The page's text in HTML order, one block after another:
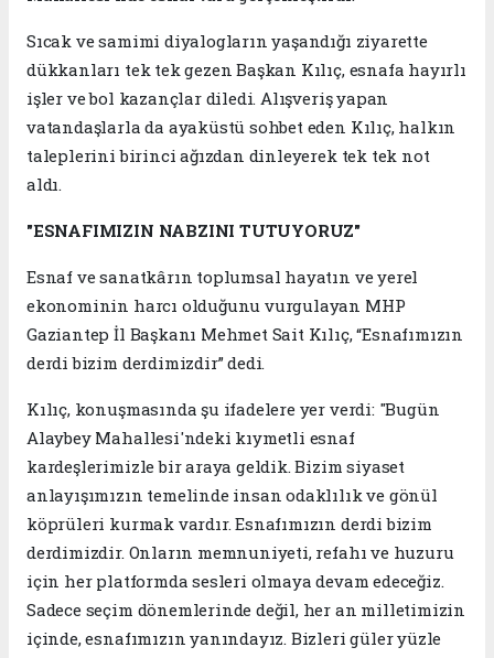
Sıcak ve samimi diyalogların yaşandığı ziyarette
dükkanları tek tek gezen Başkan Kılıç, esnafa hayırlı
işler ve bol kazançlar diledi. Alışveriş yapan
vatandaşlarla da ayaküstü sohbet eden Kılıç, halkın
taleplerini birinci ağızdan dinleyerek tek tek not
aldı.
"ESNAFIMIZIN NABZINI TUTUYORUZ"
Esnaf ve sanatkârın toplumsal hayatın ve yerel
ekonominin harcı olduğunu vurgulayan MHP
Gaziantep İl Başkanı Mehmet Sait Kılıç, “Esnafımızın
derdi bizim derdimizdir” dedi.
Kılıç, konuşmasında şu ifadelere yer verdi: "Bugün
Alaybey Mahallesi'ndeki kıymetli esnaf
kardeşlerimizle bir araya geldik. Bizim siyaset
anlayışımızın temelinde insan odaklılık ve gönül
köprüleri kurmak vardır. Esnafımızın derdi bizim
derdimizdir. Onların memnuniyeti, refahı ve huzuru
için her platformda sesleri olmaya devam edeceğiz.
Sadece seçim dönemlerinde değil, her an milletimizin
içinde, esnafımızın yanındayız. Bizleri güler yüzle